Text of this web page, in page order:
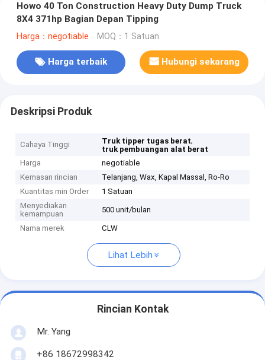
Howo 40 Ton Construction Heavy Duty Dump Truck
8X4 371hp Bagian Depan Tipping
Harga：negotiable MOQ：1 Satuan
Harga terbaik Hubungi sekarang
Deskripsi Produk
Cahaya Tinggi Truk tipper tugas berat,
truk pembuangan alat berat
Harga
negotiable
Kemasan rincian
Telanjang, Wax, Kapal Massal, Ro-Ro
Kuantitas min Order
1 Satuan
Menyediakan
kemampuan
500 unit/bulan
Nama merek CLW
Lihat Lebih
Rincian Kontak
Mr. Yang
+86 18672998342